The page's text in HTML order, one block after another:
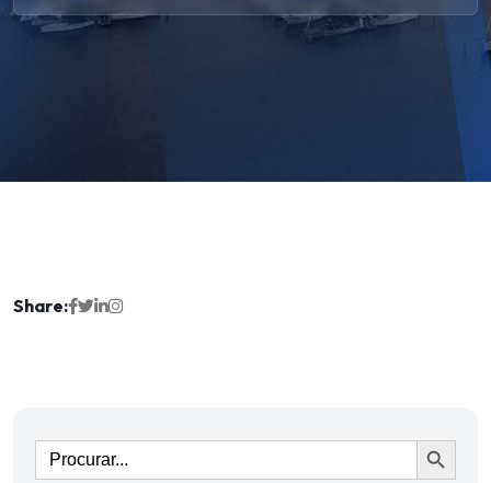
Share:
Ir